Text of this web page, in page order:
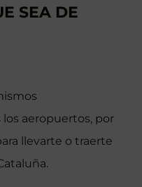
SEA DE
aeropuertos, por
llevarte o traerte